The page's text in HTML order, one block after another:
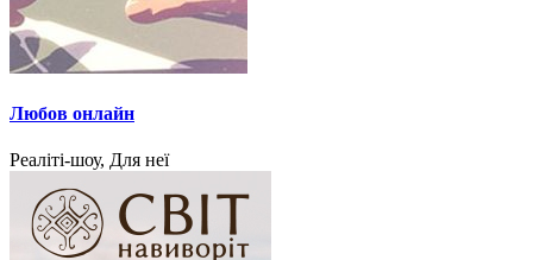
Любов онлайн
Реаліті-шоу, Для неї